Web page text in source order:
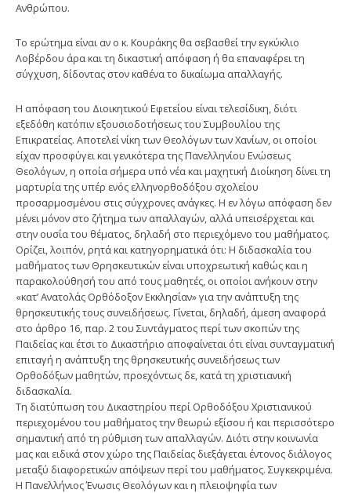
Ανθρώπου.
Το ερώτημα είναι αν ο κ. Κουράκης θα σεβασθεί την εγκύκλιο
Λοβέρδου άρα και τη δικαστική απόφαση ή θα επαναφέρει τη
σύγχυση, δίδοντας στον καθένα το δικαίωμα απαλλαγής.
Η απόφαση του Διοικητικού Εφετείου είναι τελεσίδικη, διότι
εξεδόθη κατόπιν εξουσιοδοτήσεως του Συμβουλίου της
Επικρατείας. Αποτελεί νίκη των Θεολόγων των Χανίων, οι οποίοι
είχαν προσφύγει και γενικότερα της Πανελληνίου Ενώσεως
Θεολόγων, η οποία σήμερα υπό νέα και μαχητική Διοίκηση δίνει τη
μαρτυρία της υπέρ ενός ελληνορθοδόξου σχολείου
προσαρμοσμένου στις σύγχρονες ανάγκες. Η εν λόγω απόφαση δεν
μένει μόνον στο ζήτημα των απαλλαγών, αλλά υπεισέρχεται και
στην ουσία του θέματος, δηλαδή στο περιεχόμενο του μαθήματος.
Ορίζει, λοιπόν, ρητά και κατηγορηματικά ότι: Η διδασκαλία του
μαθήματος των Θρησκευτικών είναι υποχρεωτική καθώς και η
παρακολούθησή του από τους μαθητές, οι οποίοι ανήκουν στην
«κατ’ Ανατολάς Ορθόδοξον Εκκλησίαν» για την ανάπτυξη της
θρησκευτικής τους συνειδήσεως. Γίνεται, δηλαδή, άμεση αναφορά
στο άρθρο 16, παρ. 2 του Συντάγματος περί των σκοπών της
Παιδείας και έτσι το Δικαστήριο αποφαίνεται ότι είναι συνταγματική
επιταγή η ανάπτυξη της θρησκευτικής συνειδήσεως των
Ορθοδόξων μαθητών, προεχόντως δε, κατά τη χριστιανική
διδασκαλία.
Τη διατύπωση του Δικαστηρίου περί Ορθοδόξου Χριστιανικού
περιεχομένου του μαθήματος την θεωρώ εξίσου ή και περισσότερο
σημαντική από τη ρύθμιση των απαλλαγών. Διότι στην κοινωνία
μας και ειδικά στον χώρο της Παιδείας διεξάγεται έντονος διάλογος
μεταξύ διαφορετικών απόψεων περί του μαθήματος. Συγκεκριμένα.
Η Πανελλήνιος Ένωσις Θεολόγων και η πλειοψηφία των